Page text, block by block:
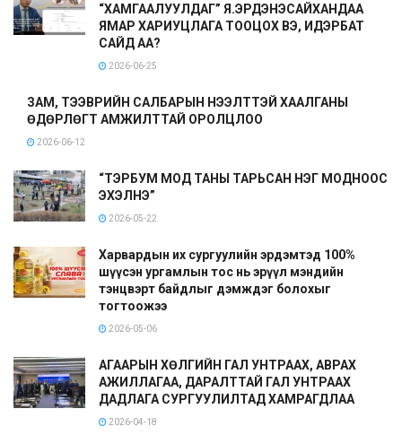
“ХАМГААЛУУЛДАГ” Я.ЭРДЭНЭСАЙХАНДАА
ЯМАР ХАРИУЦЛАГА ТООЦОХ ВЭ, ИДЭРБАТ
САЙД АА?
2026-06-25
ЗАМ, ТЭЭВРИЙН САЛБАРЫН НЭЭЛТТЭЙ ХААЛГАНЫ
ӨДӨРЛӨГТ АМЖИЛТТАЙ ОРОЛЦЛОО
2026-06-12
“ТЭРБУМ МОД ТАНЫ ТАРЬСАН НЭГ МОДНООС
ЭХЭЛНЭ”
2026-05-22
Харвардын их сургуулийн эрдэмтэд 100%
шүүсэн ургамлын тос нь эрүүл мэндийн
тэнцвэрт байдлыг дэмждэг болохыг
тогтоожээ
2026-05-06
АГААРЫН ХӨЛГИЙН ГАЛ УНТРААХ, АВРАХ
АЖИЛЛАГАА, ДАРАЛТТАЙ ГАЛ УНТРААХ
ДАДЛАГА СУРГУУЛИЛТАД ХАМРАГДЛАА
2026-04-18